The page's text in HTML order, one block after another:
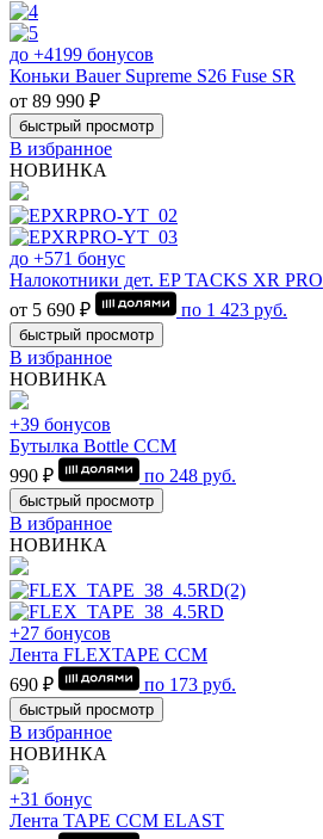
до +4199 бонусов
Коньки Bauer Supreme S26 Fuse SR
от 89 990 ₽
быстрый просмотр
В избранное
НОВИНКА
до +571 бонус
Налокотники дет. EP TACKS XR PRO
от 5 690 ₽
по 1 423 руб.
быстрый просмотр
В избранное
НОВИНКА
+39 бонусов
Бутылка Bottle CCM
990 ₽
по 248 руб.
быстрый просмотр
В избранное
НОВИНКА
+27 бонусов
Лента FLEXTAPE CCM
690 ₽
по 173 руб.
быстрый просмотр
В избранное
НОВИНКА
+31 бонус
Лента TAPE CCM ELAST